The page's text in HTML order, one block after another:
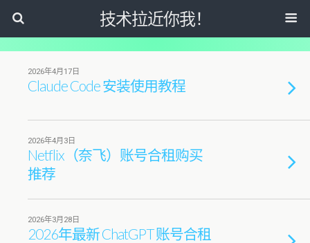
技术拉近你我！
2026年4月17日
Claude Code 安装使用教程
2026年4月3日
Netflix（奈飞）账号合租购买
推荐
2026年3月28日
2026年最新 ChatGPT 账号合租